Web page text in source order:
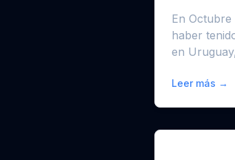
En Octubre
haber
en
Leer más →